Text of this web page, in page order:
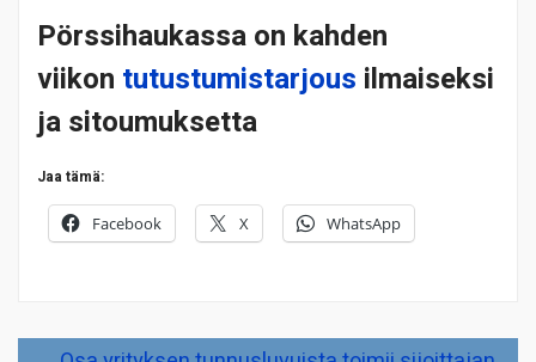
Pörssihaukassa on kahden
viikon tutustumistarjous ilmaiseksi
ja sitoumuksetta
Jaa tämä:
Facebook X WhatsApp
Artikkelien